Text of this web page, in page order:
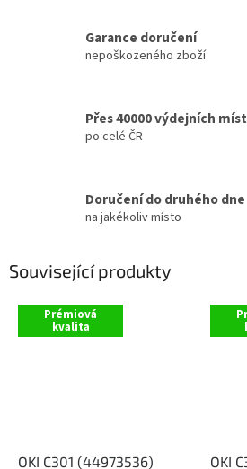
Garance doručení
nepoškozeného zboží
Přes 40000 výdejních míst
po celé ČR
Doručení do druhého dne
na jakékoliv místo
Související produkty
Prémiová
kvalita
OKI C301 (44973536)
OKI